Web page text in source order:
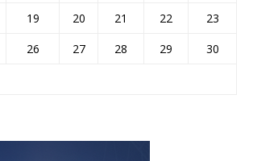
19 20 21 22
23
26 27 28 29
30